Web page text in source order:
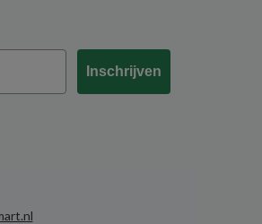
Inschrijven